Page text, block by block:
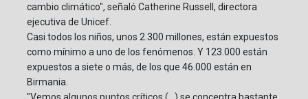
cambio climático", señaló Catherine Russell, directora
ejecutiva de Unicef.
Casi todos los niños, unos 2.300 millones, están expuestos
como mínimo a uno de los fenómenos. Y 123.000 están
expuestos a siete o más, de los que 46.000 están en
Birmania.
"Vemos algunos puntos críticos (...) se concentra bastante